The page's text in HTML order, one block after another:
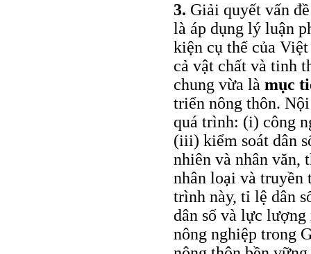
3. Giải quyết vấn
là áp dụng lý luận
kiện cụ thể của
cả vật chất và tinh
chung vừa là mục
triển nông thôn.
quá trình: (i) công
(iii) kiểm soát dân
nhiên và nhân văn,
nhân loại và truyền
trình này, tỉ lệ dân
dân số và lực
nông nghiệp trong